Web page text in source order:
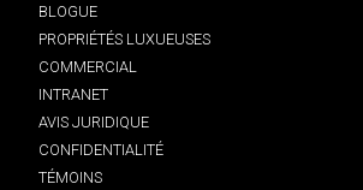
BLOGUE
PROPRIÉTÉS LUXUEUSES
COMMERCIAL
INTRANET
AVIS JURIDIQUE
CONFIDENTIALITÉ
TÉMOINS